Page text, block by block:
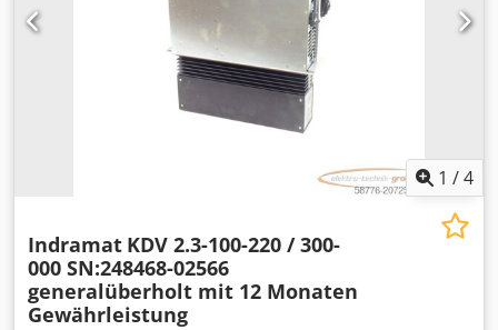
1 /4
Indramat KDV 2.3-100-220 / 300-
000 SN:248468-02566
generalüberholt mit 12 Monaten
Gewährleistung